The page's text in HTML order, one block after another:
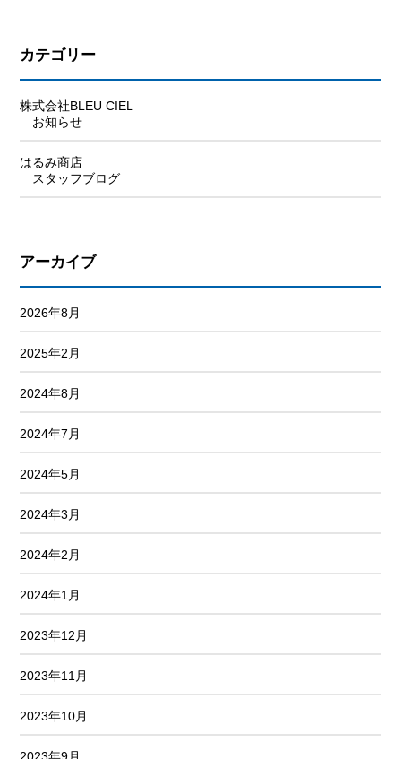
カテゴリー
株式会社BLEU CIEL
お知らせ
はるみ商店
スタッフブログ
アーカイブ
2026年8月
2025年2月
2024年8月
2024年7月
2024年5月
2024年3月
2024年2月
2024年1月
2023年12月
2023年11月
2023年10月